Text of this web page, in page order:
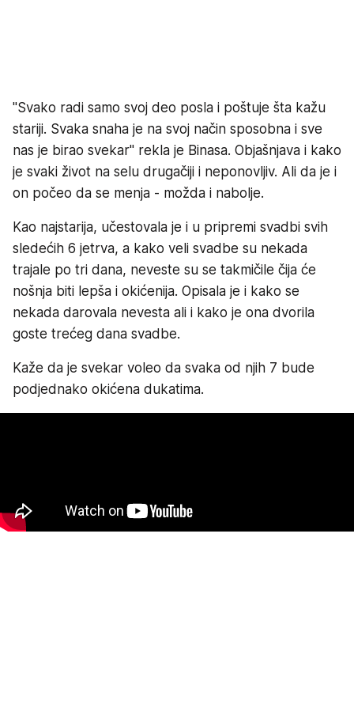
"Svako radi samo svoj deo posla i poštuje šta kažu
stariji. Svaka snaha je na svoj način sposobna i sve
nas je birao svekar" rekla je Binasa. Objašnjava i kako
je svaki život na selu drugačiji i neponovljiv. Ali da je i
on počeo da se menja - možda i nabolje.
Kao najstarija, učestovala je i u pripremi svadbi svih
sledećih 6 jetrva, a kako veli svadbe su nekada
trajale po tri dana, neveste su se takmičile čija će
nošnja biti lepša i okićenija. Opisala je i kako se
nekada darovala nevesta ali i kako je ona dvorila
goste trećeg dana svadbe.
Kaže da je svekar voleo da svaka od njih 7 bude
podjednako okićena dukatima.